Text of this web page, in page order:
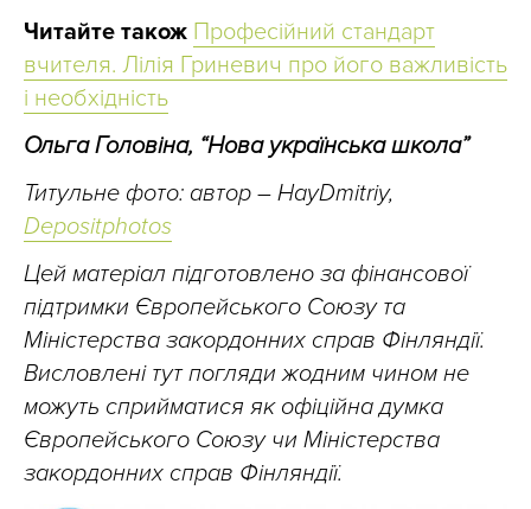
Читайте також Професійний стандарт
вчителя. Лілія Гриневич про його важливість
і необхідність
Ольга Головіна, “Нова українська школа”
Титульне фото: автор – HayDmitriy,
Depositphotos
Цей матеріал підготовлено за фінансової
підтримки Європейського Союзу та
Міністерства закордонних справ Фінляндії.
Висловлені тут погляди жодним чином не
можуть сприйматися як офіційна думка
Європейського Союзу чи Міністерства
закордонних справ Фінляндії.